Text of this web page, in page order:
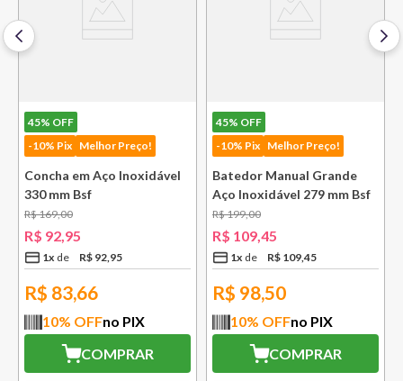
45% OFF
-10% Pix Melhor Preço!
Concha em Aço Inoxidável
330 mm Bsf
R$169,00
R$ 92,95
1x R$ 92,95
R$ 83,66
10% OFFno PIX
COMPRAR
45% OFF
-10% Pix Melhor Preço!
Batedor Manual Grande
Aço Inoxidável 279 mm Bsf
R$199,00
R$ 109,45
1x R$ 109,45
R$ 98,50
10% OFFno PIX
COMPRAR